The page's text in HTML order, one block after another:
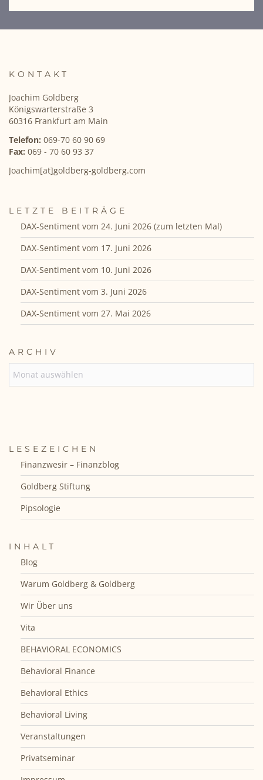
KONTAKT
Joachim Goldberg
Königswarterstraße 3
60316 Frankfurt am Main
Telefon: 069-70 60 90 69
Fax: 069 - 70 60 93 37
Joachim[at]goldberg-goldberg.com
LETZTE BEITRÄGE
DAX-Sentiment vom 24. Juni 2026 (zum letzten Mal)
DAX-Sentiment vom 17. Juni 2026
DAX-Sentiment vom 10. Juni 2026
DAX-Sentiment vom 3. Juni 2026
DAX-Sentiment vom 27. Mai 2026
ARCHIV
LESEZEICHEN
Finanzwesir – Finanzblog
Goldberg Stiftung
Pipsologie
INHALT
Blog
Warum Goldberg & Goldberg
Wir Über uns
Vita
BEHAVIORAL ECONOMICS
Behavioral Finance
Behavioral Ethics
Behavioral Living
Veranstaltungen
Privatseminar